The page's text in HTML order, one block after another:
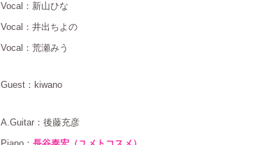
Vocal ：新山ひな
Vocal ：井出ちよの
Vocal ：荒瀬みう
Guest ： kiwano
A.Guitar ：後藤充彦